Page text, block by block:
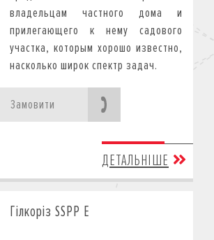
владельцам частного дома и
прилегающего к нему садового
участка, которым хорошо известно,
насколько широк спектр задач.
Замовити
ДЕТАЛЬНІШЕ
Гілкоріз SSPP E